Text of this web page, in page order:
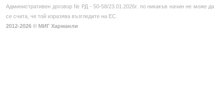
Административен договор № РД - 50-58/23.01.2026г. по никакъв начин не може да
се счита, че той изразява възгледите на ЕС.
2012-2026 © МИГ Харманли